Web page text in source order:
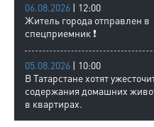
06.08.2026 | 12:00
Житель города отправлен в
спецприемник ❗
05.08.2026 | 10:00
В Татарстане хотят
содержания домашних
в квартирах.